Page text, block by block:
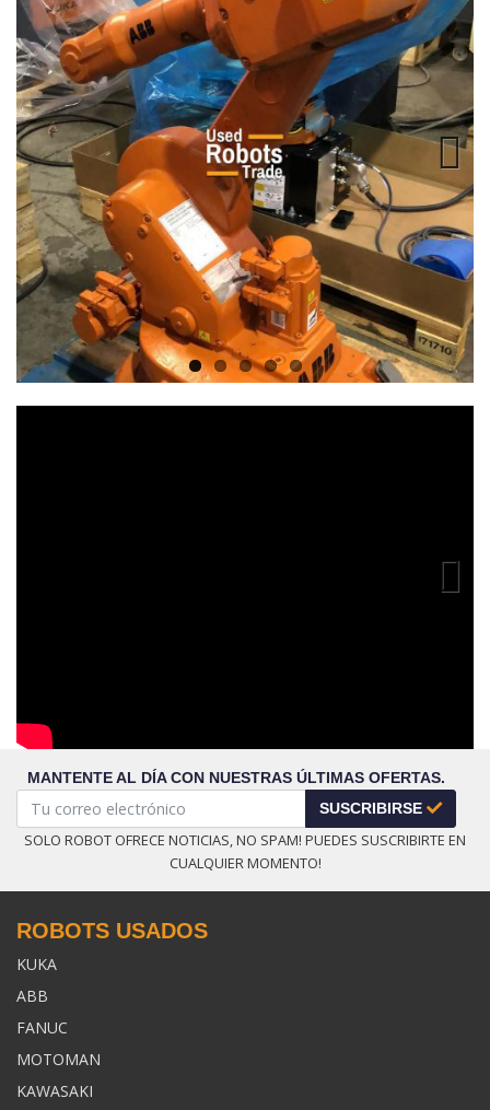
Previous Next
MANTENTE AL DÍA CON NUESTRAS ÚLTIMAS OFERTAS.
SUSCRIBIRSE
SOLO ROBOT OFRECE NOTICIAS, NO SPAM! PUEDES SUSCRIBIRTE EN
CUALQUIER MOMENTO!
ROBOTS USADOS
KUKA
ABB
FANUC
MOTOMAN
KAWASAKI